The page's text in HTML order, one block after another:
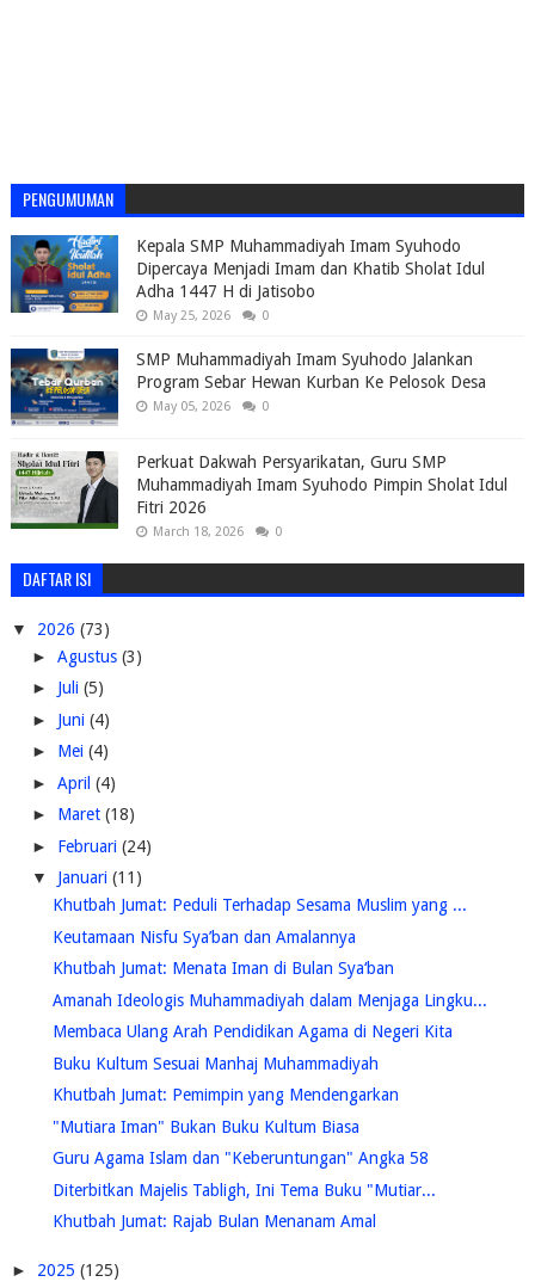
PENGUMUMAN
Kepala SMP Muhammadiyah Imam Syuhodo
Dipercaya Menjadi Imam dan Khatib Sholat Idul
Adha 1447 H di Jatisobo
May 25, 2026 0
SMP Muhammadiyah Imam Syuhodo Jalankan
Program Sebar Hewan Kurban Ke Pelosok Desa
May 05, 2026 0
Perkuat Dakwah Persyarikatan, Guru SMP
Muhammadiyah Imam Syuhodo Pimpin Sholat Idul
Fitri 2026
March 18, 2026 0
DAFTAR ISI
▼ 2026 (73)
► Agustus (3)
► Juli (5)
► Juni (4)
► Mei (4)
► April (4)
► Maret (18)
► Februari (24)
▼ Januari (11)
Khutbah Jumat: Peduli Terhadap Sesama Muslim yang ...
Keutamaan Nisfu Sya’ban dan Amalannya
Khutbah Jumat: Menata Iman di Bulan Sya‘ban
Amanah Ideologis Muhammadiyah dalam Menjaga Lingku...
Membaca Ulang Arah Pendidikan Agama di Negeri Kita
Buku Kultum Sesuai Manhaj Muhammadiyah
Khutbah Jumat: Pemimpin yang Mendengarkan
"Mutiara Iman" Bukan Buku Kultum Biasa
Guru Agama Islam dan "Keberuntungan" Angka 58
Diterbitkan Majelis Tabligh, Ini Tema Buku "Mutiar...
Khutbah Jumat: Rajab Bulan Menanam Amal
► 2025 (125)